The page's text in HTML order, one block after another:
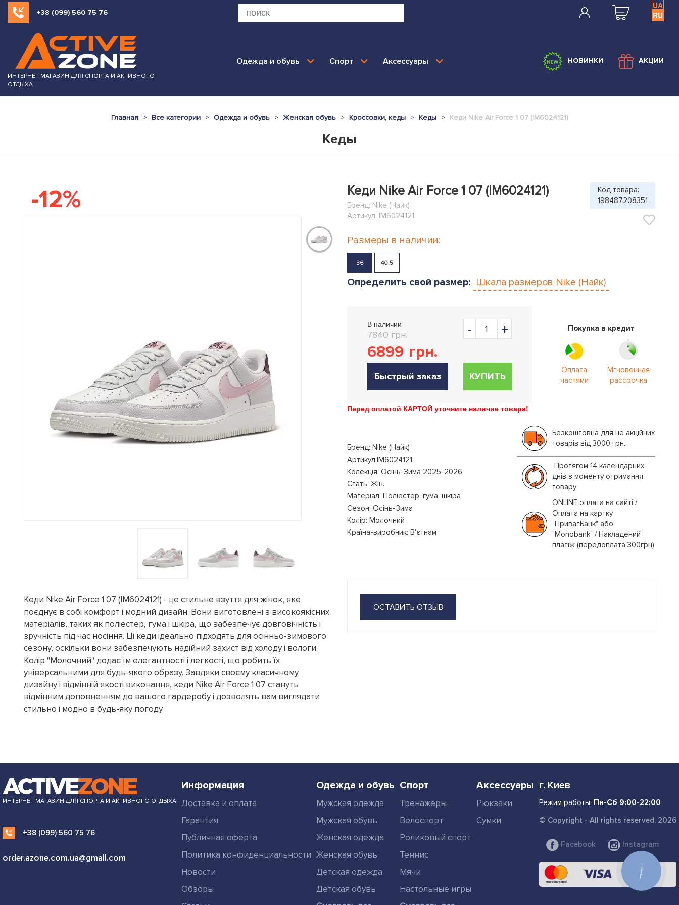
+38 (099) 560 75 76
UA
RU
ИНТЕРНЕТ МАГАЗИН ДЛЯ СПОРТА И АКТИВНОГО
ОТДЫХА
Одежда и обувь Спорт Аксессуары НОВИНКИ АКЦИИ
Главная Все категории Одежда и обувь Женская обувь Кроссовки, кеды Кеды Кеди Nike Air Force 1 07 (IM6024121)
Кеды
-12%
Кеди Nike Air Force 1 07 (IM6024121) - це стильне взуття для жінок, яке
поєднує в собі комфорт і модний дизайн. Вони виготовлені з високоякісних
матеріалів, таких як поліестер, гума і шкіра, що забезпечує довговічність і
зручність під час носіння. Ці кеди ідеально підходять для осінньо-зимового
сезону, оскільки вони забезпечують надійний захист від холоду і вологи.
Колір "Молочний" додає їм елегантності і легкості, що робить їх
універсальними для будь-якого образу. Завдяки своєму класичному
дизайну і відмінній якості виконання, кеди Nike Air Force 1 07 стануть
відмінним доповненням до вашого гардеробу і дозволять вам виглядати
стильно і модно в будь-яку погоду.
Кеди Nike Air Force 1 07 (IM6024121)
Бренд: Nike (Найк)
Артикул: IM6024121
Код товара:
198487208351
Размеры в наличии:
36 40.5
Определить свой размер: Шкала размеров Nike (Найк)
В наличии
7840 грн.
6899 грн.
Быстрый заказ КУПИТЬ
Покупка в кредит
Оплата
частями
Мгновенная
рассрочка
Перед оплатой КАРТОЙ уточните наличие товара!
Бренд: Nike (Найк)
Артикул:IM6024121
Колекція: Осінь-Зима 2025-2026
Стать: Жін.
Матеріал: Поліестер, гума, шкіра
Сезон: Осінь-Зима
Колір: Молочний
Країна-виробник: В'єтнам
Безкоштовна для не акційних
товарів від 3000 грн.
Протягом 14 календарних
днів з моменту отримання
товару
ONLINE оплата на сайті /
Оплата на картку
"ПриватБанк" або
"Monobank" / Накладений
платіж (передоплата 300грн)
ОСТАВИТЬ ОТЗЫВ
ИНТЕРНЕТ МАГАЗИН ДЛЯ СПОРТА И АКТИВНОГО ОТДЫХА
+38 (099) 560 75 76
order.azone.com.ua@gmail.com
Информация
Доставка и оплата
Гарантия
Публичная оферта
Политика конфиденциальности
Новости
Обзоры
Одежда и обувь
Мужская одежда
Мужская обувь
Женская одежда
Женская обувь
Детская одежда
Детская обувь
Спорт
Тренажеры
Велоспорт
Роликовый спорт
Теннис
Мячи
Настольные игры
Аксессуары
Рюкзаки
Сумки
г. Киев
Режим работы: Пн-Сб 9:00-22:00
© Copyright - All rights reserved. 2026
Facebook Instagram
КНОПКА
СВЯЗИ